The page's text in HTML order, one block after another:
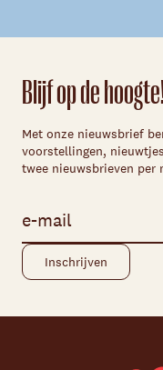
Blijf op de
Met onze nieuwsbrief
voorstellingen,
twee nieuwsbrieven per